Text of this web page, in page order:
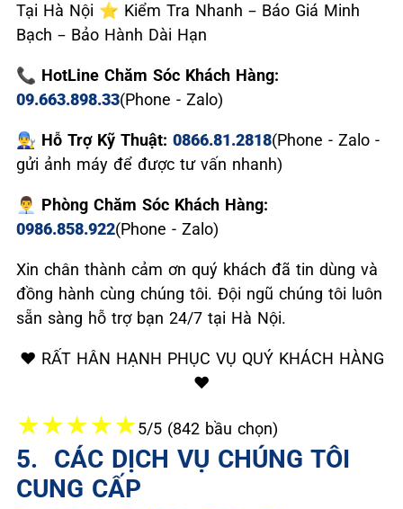
Tại Hà Nội ⭐ Kiểm Tra Nhanh – Báo Giá Minh
Bạch – Bảo Hành Dài Hạn
📞 HotLine Chăm Sóc Khách Hàng:
09.663.898.33(Phone - Zalo)
👨‍🔧 Hỗ Trợ Kỹ Thuật: 0866.81.2818(Phone - Zalo -
gửi ảnh máy để được tư vấn nhanh)
👨‍💼 Phòng Chăm Sóc Khách Hàng:
0986.858.922(Phone - Zalo)
Xin chân thành cảm ơn quý khách đã tin dùng và
đồng hành cùng chúng tôi. Đội ngũ chúng tôi luôn
sẵn sàng hỗ trợ bạn 24/7 tại Hà Nội.
❤️ RẤT HÂN HẠNH PHỤC VỤ QUÝ KHÁCH HÀNG
❤️
★★★★★5/5 (842 bầu chọn)
5. ️ CÁC DỊCH VỤ CHÚNG TÔI
CUNG CẤP